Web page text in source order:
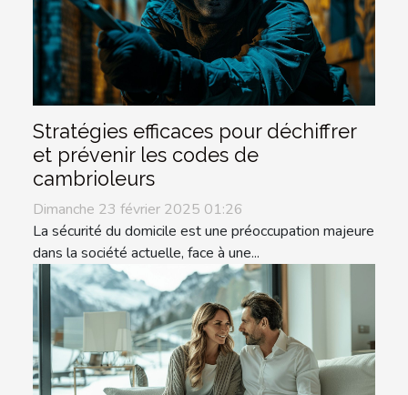
Stratégies efficaces pour déchiffrer
et prévenir les codes de
cambrioleurs
Dimanche 23 février 2025 01:26
La sécurité du domicile est une préoccupation majeure
dans la société actuelle, face à une...